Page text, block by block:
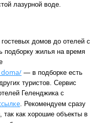
лазурной воде.
домов до отелей с
подборку жилья на время
— в подборке есть
туристов. Сервис
Геленджика с
. Рекомендуем сразу
так как хорошие объекты в